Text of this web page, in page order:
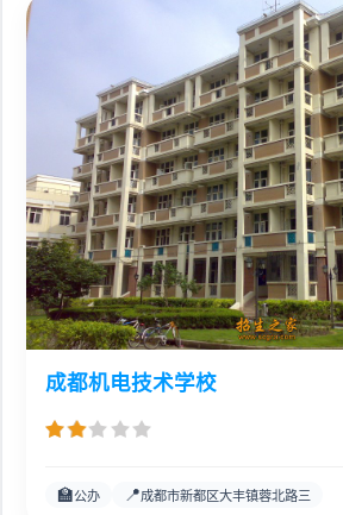
成都机电技术学校
🏫公办 📍成都市新都区大丰镇蓉北路三